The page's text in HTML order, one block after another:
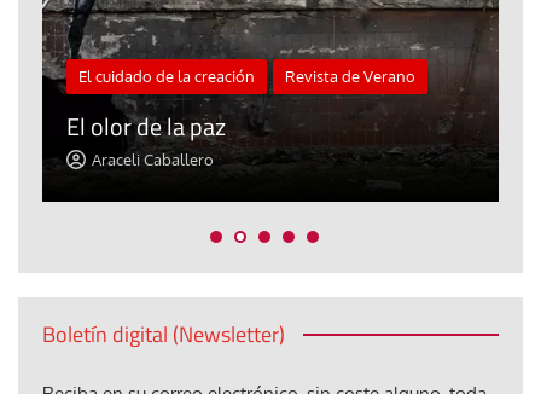
El cuidado de la creación Revista de Verano
El olor de la paz
Araceli Caballero
Boletín digital (Newsletter)